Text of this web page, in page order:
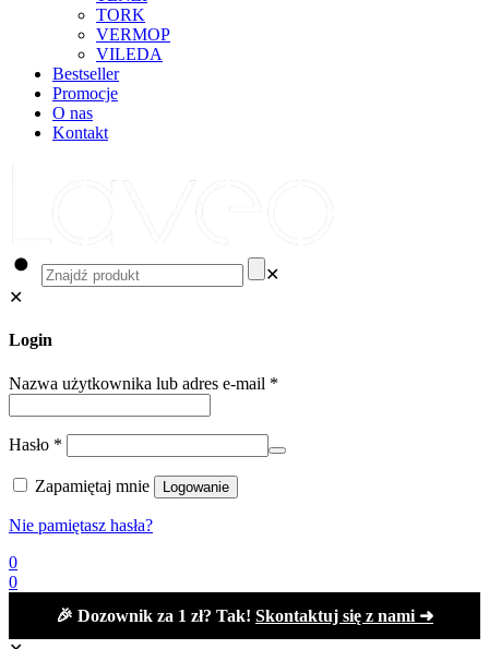
TORK
VERMOP
VILEDA
Bestseller
Promocje
O nas
Kontakt
✕
✕
Login
Nazwa użytkownika lub adres e-mail *
Hasło *
Zapamiętaj mnie Logowanie
Nie pamiętasz hasła?
0
0
🎉 Dozownik za 1 zł? Tak! Skontaktuj się z nami ➜